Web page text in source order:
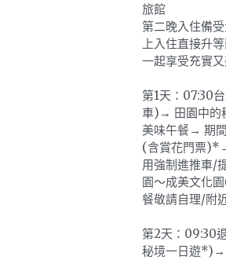
旅館
第二晚入住備
上入住直接升
一起享受充實
第1天：07:30
車)→ 田園中的
美味午餐→ 期
(含賞花門票
用強制進推車/
園～成美文化
餐敬請自理/附
第2天：09:30
秘境一日遊*)→